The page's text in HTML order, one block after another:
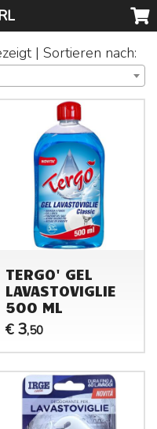
| Sortieren nach:
TERGO' GEL
LAVASTOVIGLIE
500 ML
€ 3,50